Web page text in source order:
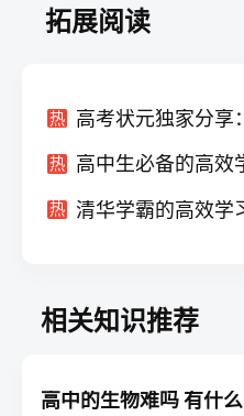
拓展阅读
热
热
热
相关知识推荐